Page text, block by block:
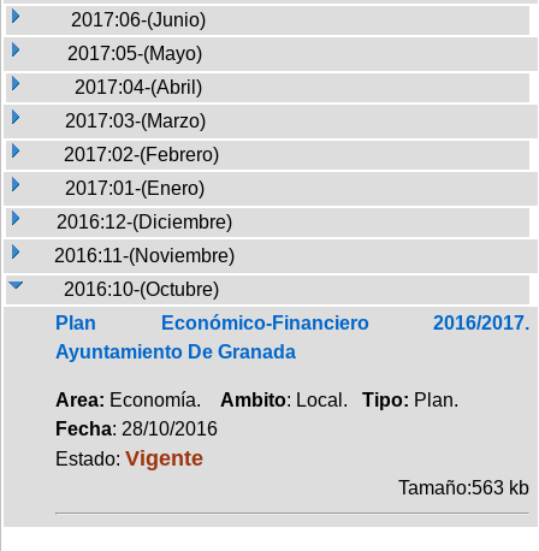
2017:06-(Junio)
2017:05-(Mayo)
2017:04-(Abril)
2017:03-(Marzo)
2017:02-(Febrero)
2017:01-(Enero)
2016:12-(Diciembre)
2016:11-(Noviembre)
2016:10-(Octubre)
Plan Económico-Financiero 2016/2017.
Ayuntamiento De Granada
Area: Economía. Ambito: Local. Tipo: Plan.
Fecha: 28/10/2016
Estado: Vigente
Tamaño:563 kb